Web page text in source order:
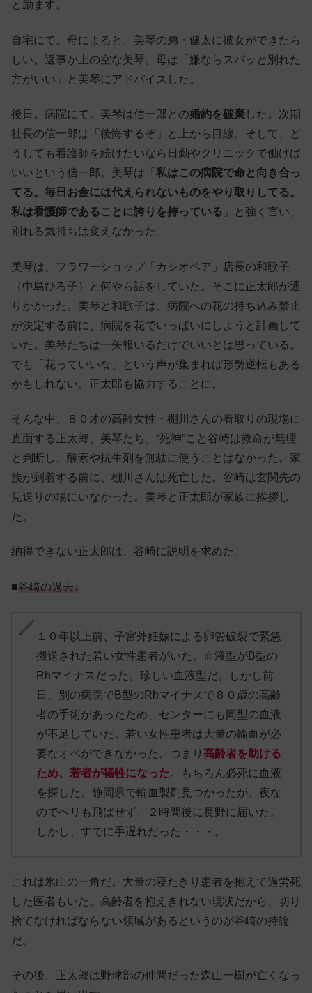
と励ます。
自宅にて。母によると、美琴の弟・健太に彼女ができたら
しい。返事が上の空な美琴。母は「嫌ならスパッと別れた
方がいい」と美琴にアドバイスした。
後日。病院にて。美琴は信一郎との婚約を破棄 した。次期
社長の信一郎は「後悔するぞ」と上から目線。そして、ど
うしても看護師を続けたいなら日勤やクリニックで働けば
いいという信一郎。美琴は「 私はこの病院で命と向き合っ
てる。毎日お金には代えられないものをやり取りしてる。
私は看護師であることに誇りを持っている 」と強く言い、
別れる気持ちは変えなかった。
美琴は、フラワーショップ「カシオペア」店長の和歌子
（中島ひろ子）と何やら話をしていた。そこに正太郎が通
りかかった。美琴と和歌子は、病院への花の持ち込み禁止
が決定する前に、病院を花でいっぱいにしようと計画して
いた。美琴たちは一矢報いるだけでいいとは思っている。
でも「花っていいな」という声が集まれば形勢逆転もある
かもしれない。正太郎も協力することに。
そんな中、８０才の高齢女性・棚川さんの看取りの現場に
直面する正太郎、美琴たち。“死神”こと谷崎は救命が無理
と判断し、酸素や抗生剤を無駄に使うことはなかった。家
族が到着する前に、棚川さんは死亡した。谷崎は玄関先の
見送りの場にいなかった。美琴と正太郎が家族に挨拶し
た。
納得できない正太郎は、谷崎に説明を求めた。
■谷崎の過去↓
１０年以上前、子宮外妊娠による卵管破裂で緊急
搬送された若い女性患者がいた。血液型がB型の
Rhマイナスだった。珍しい血液型だ。しかし前
日、別の病院でB型のRhマイナスで８０歳の高齢
者の手術があったため、センターにも同型の血液
が不足していた。若い女性患者は大量の輸血が必
要なオペができなかった。つまり 高齢者を助ける
ため、若者が犠牲になった。もちろん必死に血液
を探した。静岡県で輸血製剤見つかったが、夜な
のでヘリも飛ばせず、２時間後に長野に届いた。
しかし、すでに手遅れだった・・・。
これは氷山の一角だ。大量の寝たきり患者を抱えて過労死
した医者もいた。高齢者を抱えきれない現状だから、切り
捨てなければならない領域があるというのが谷崎の持論
だ。
その後、正太郎は野球部の仲間だった森山一樹が亡くなっ